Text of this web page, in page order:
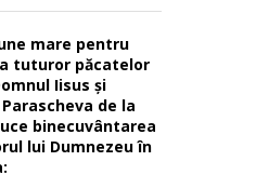
mare pentru
tuturor păcatelor
Iisus şi
de la
binecuvântarea
lui Dumnezeu în